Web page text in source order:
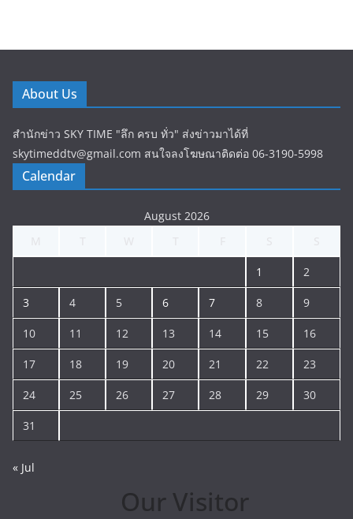
About Us
สำนักข่าว SKY TIME "ลึก ครบ ทั่ว" ส่งข่าวมาได้ที่
skytimeddtv@gmail.com สนใจลงโฆษณาติดต่อ 06-3190-5998
Calendar
August 2026
1 2
3 4 5 6 7 8 9
10 11 12 13 14 15 16
17 18 19 20 21 22 23
24 25 26 27 28 29 30
31
« Jul
Our Visitor